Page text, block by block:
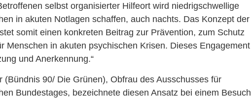
selbst organisierter Hilfeort wird niedrigschwellige
in akuten Notlagen schaffen, auch nachts. Das Konzept der
somit einen konkreten Beitrag zur Prävention, zum Schutz
Menschen in akuten psychischen Krisen. Dieses Engagement
und Anerkennung.“
(Bündnis 90/ Die Grünen), Obfrau des Ausschusses für
Bundestages, bezeichnete diesen Ansatz bei einem Besuch